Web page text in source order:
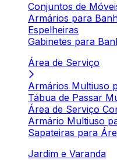
Conjuntos de
Armários para
Espelheiras
Gabinetes para
Área de Serviço
Armários Multiuso
Tábua de Passar
Área de Serviço
Armário Multiuso
Sapateiras para
Jardim e Varanda